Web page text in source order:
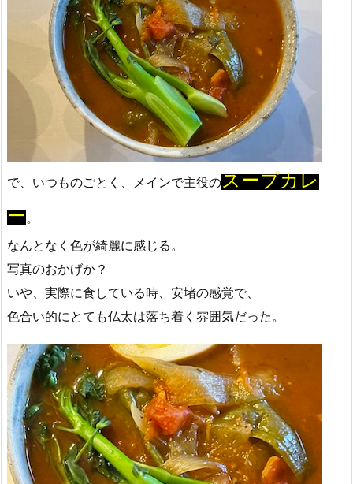
で、いつものごとく、メインで主役のスープカレ
ー。
なんとなく色が綺麗に感じる。
写真のおかげか？
いや、実際に食している時、安堵の感覚で、
色合い的にとても仏太は落ち着く雰囲気だった。